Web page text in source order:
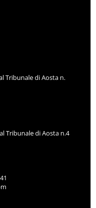
Tribunale di Aosta n.
Tribunale di Aosta n.4